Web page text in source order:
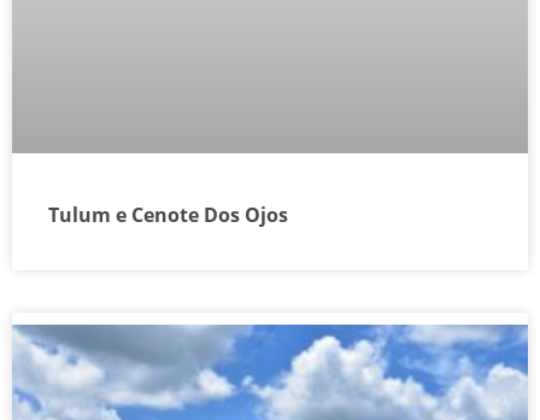
Tulum e Cenote Dos Ojos